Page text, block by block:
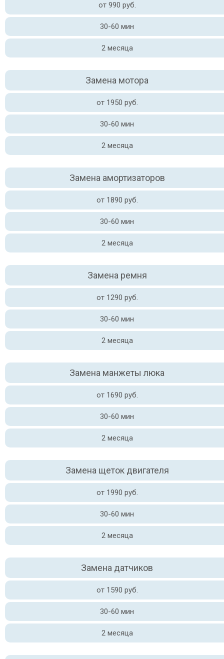
от 990 руб.
30-60 мин
2 месяца
Замена мотора
от 1950 руб.
30-60 мин
2 месяца
Замена амортизаторов
от 1890 руб.
30-60 мин
2 месяца
Замена ремня
от 1290 руб.
30-60 мин
2 месяца
Замена манжеты люка
от 1690 руб.
30-60 мин
2 месяца
Замена щеток двигателя
от 1990 руб.
30-60 мин
2 месяца
Замена датчиков
от 1590 руб.
30-60 мин
2 месяца